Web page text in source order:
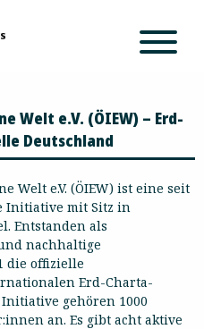
Welt e.V. (ÖIEW) – Erd-
Deutschland
Welt e.V. (ÖIEW) ist eine seit
Initiative mit Sitz in
Entstanden als
nachhaltige
die offizielle
Erd-Charta-
gehören 1000
an. Es gibt acht aktive